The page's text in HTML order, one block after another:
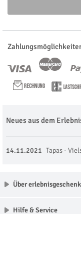
Neues aus dem
14.11.2021 Tapas -
Über
Hilfe & Service